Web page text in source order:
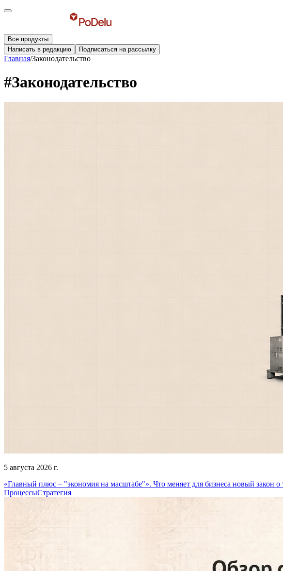
Все продукты
Написать в редакцию
Подписаться на рассылку
Главная/Законодательство
#Законодательство
5 августа 2026 г.
«Главный плюс – "экономия на масштабе"». Что меняет для бизнеса новый закон
ПроцессыСтратегия